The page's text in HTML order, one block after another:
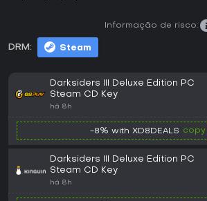
DRM: Steam
Informação de risco:
Darksiders III Deluxe Edition PC
Steam CD Key
há 8h
-8% with XD8DEALS copy
Darksiders III Deluxe Edition PC
Steam CD Key
há 8h